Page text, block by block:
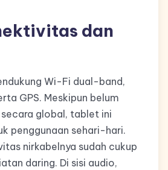
dan
Wi-Fi dual-band,
GPS. Meskipun belum
secara global, tablet ini
penggunaan sehari-hari.
nirkabelnya sudah cukup
daring. Di sisi audio,